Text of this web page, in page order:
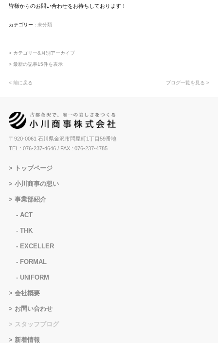
皆様からのお問い合わせをお待ちしております！
カテゴリー : 未分類
> カテゴリー&月別アーカイブ
> 最新の記事15件を表示
< 前に戻る ブログ一覧を見る >
〒920-0061 石川県金沢市問屋町1丁目59番地
TEL : 076-237-4646/ FAX : 076-237-4785
トップページ
小川商事の想い
事業部紹介
ACT
THK
EXCELLER
FORMAL
UNIFORM
会社概要
お問い合わせ
スタッフブログ
新着情報